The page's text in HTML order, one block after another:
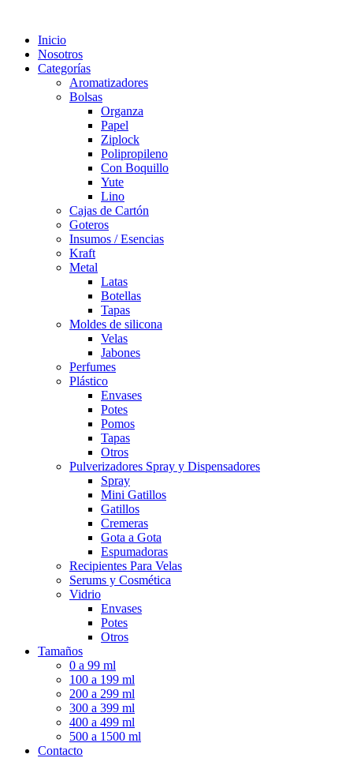
Inicio
Nosotros
Categorías
Aromatizadores
Bolsas
Organza
Papel
Ziplock
Polipropileno
Con Boquillo
Yute
Lino
Cajas de Cartón
Goteros
Insumos / Esencias
Kraft
Metal
Latas
Botellas
Tapas
Moldes de silicona
Velas
Jabones
Perfumes
Plástico
Envases
Potes
Pomos
Tapas
Otros
Pulverizadores Spray y Dispensadores
Spray
Mini Gatillos
Gatillos
Cremeras
Gota a Gota
Espumadoras
Recipientes Para Velas
Serums y Cosmética
Vidrio
Envases
Potes
Otros
Tamaños
0 a 99 ml
100 a 199 ml
200 a 299 ml
300 a 399 ml
400 a 499 ml
500 a 1500 ml
Contacto